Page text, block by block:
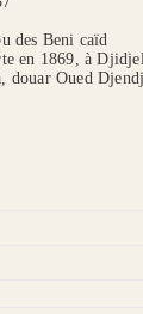
des Beni caïd
en 1869, à
douar Oued